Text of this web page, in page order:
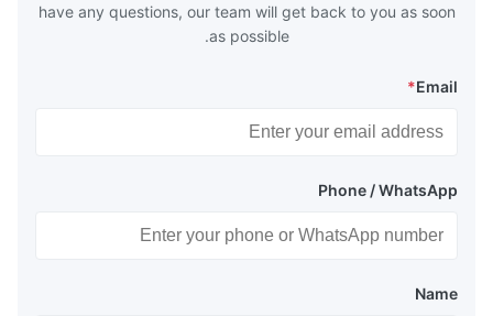
have any questions, our team will get back to you as soon
as possible.
Email
*
Phone / WhatsApp
Name